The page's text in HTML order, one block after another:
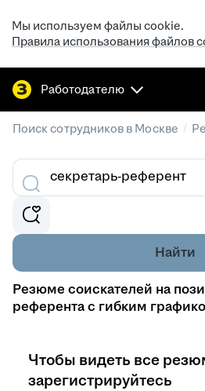
Мы используем файлы cookie.
Правила использования файлов
Работодателю
Поиск сотрудников в Москве /
Найти
Резюме соискателей на
референта с гибким
Чтобы видеть все
зарегистрируйтесь